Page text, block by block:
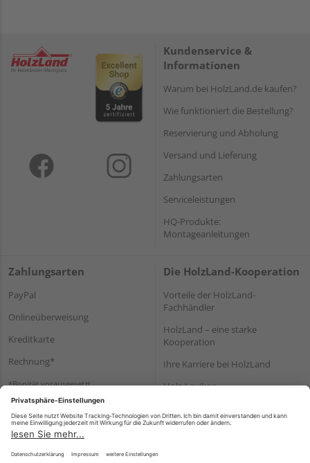
Kundenservice &
Informationen
Warum bei HolzLand.de kaufen?
Wie funktioniert die Bestellung?
Reservierung und Abholung
Versand und Lieferung
Zahlungsarten
Serviceleistungen
HQ-Produkte:
Montageanleitungen
Zahlungsarten
PayPal
Onlineüberweisung
Kreditkarte
Rechnung*
*Bonität vorausgesetzt
Die HolzLand-Kooperation
Vorteile der HolzLand-
Fachhändler
HolzLand – eine starke
Kooperation
Ihre Karriere bei HolzLand
Holz-Lexikon